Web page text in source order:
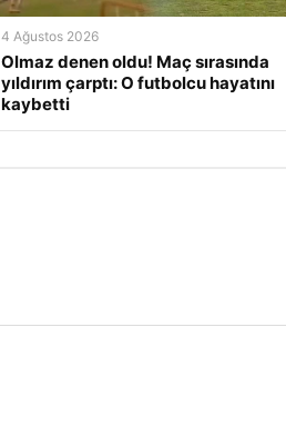
4 Ağustos 2026
Olmaz denen oldu! Maç sırasında
yıldırım çarptı: O futbolcu hayatını
kaybetti